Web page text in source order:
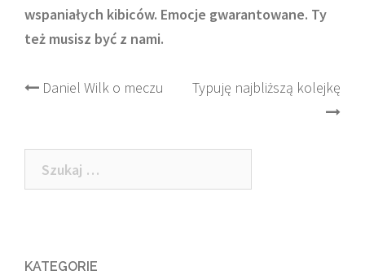
wspaniałych kibiców. Emocje gwarantowane. Ty
też musisz być z nami.
Post
Daniel Wilk o meczu Typuję najbliższą kolejkę
Szukaj:
KATEGORIE